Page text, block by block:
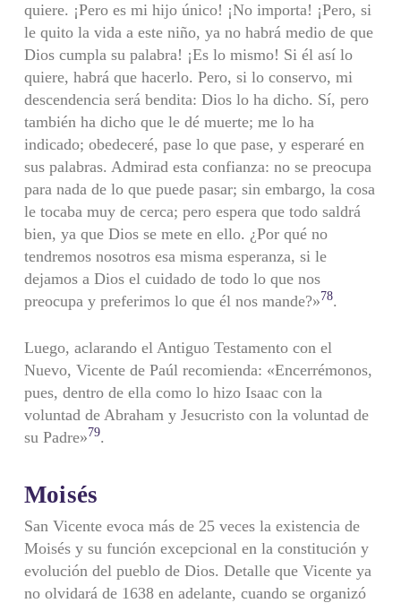
quiere. ¡Pero es mi hijo único! ¡No importa! ¡Pero, si
le quito la vida a este niño, ya no habrá medio de que
Dios cumpla su palabra! ¡Es lo mismo! Si él así lo
quiere, habrá que hacerlo. Pero, si lo conservo, mi
descendencia será bendita: Dios lo ha dicho. Sí, pero
también ha dicho que le dé muerte; me lo ha
indicado; obedeceré, pase lo que pase, y esperaré en
sus palabras. Admirad esta confianza: no se preocupa
para nada de lo que puede pasar; sin embargo, la cosa
le tocaba muy de cerca; pero espera que todo saldrá
bien, ya que Dios se mete en ello. ¿Por qué no
tendremos nosotros esa misma esperanza, si le
dejamos a Dios el cuidado de todo lo que nos
preocupa y preferimos lo que él nos mande?»78.
Luego, aclarando el Antiguo Testamento con el
Nuevo, Vicente de Paúl recomienda: «Encerrémonos,
pues, dentro de ella como lo hizo Isaac con la
voluntad de Abraham y Jesucristo con la voluntad de
su Padre»79.
Moisés
San Vicente evoca más de 25 veces la existencia de
Moisés y su función excepcional en la constitución y
evolución del pueblo de Dios. Detalle que Vicente ya
no olvidará de 1638 en adelante, cuando se organizó